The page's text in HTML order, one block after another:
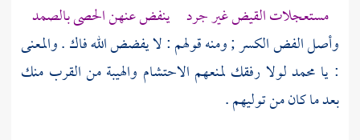
مستعجلات القيض غير جرد ينفض عنهن الحصى بالصمد
وأصل الفض الكسر ; ومنه قولهم : لا يفضض الله فاك . والمعنى
: يا محمدلولا رفقك لمنعهم الاحتشام والهيبة من القرب منك
بعد ما كان من توليهم .